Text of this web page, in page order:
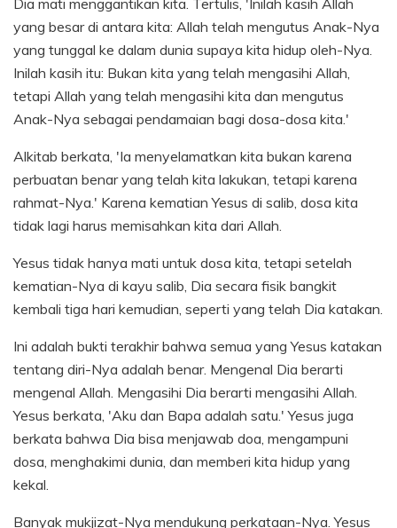
yang besar di antara kita: Allah telah mengutus Anak-Nya
yang tunggal ke dalam dunia supaya kita hidup oleh-Nya.
Inilah kasih itu: Bukan kita yang telah mengasihi Allah,
tetapi Allah yang telah mengasihi kita dan mengutus
Anak-Nya sebagai pendamaian bagi dosa-dosa kita.'
Alkitab berkata, 'Ia menyelamatkan kita bukan karena
perbuatan benar yang telah kita lakukan, tetapi karena
rahmat-Nya.' Karena kematian Yesus di salib, dosa kita
tidak lagi harus memisahkan kita dari Allah.
Yesus tidak hanya mati untuk dosa kita, tetapi setelah
kematian-Nya di kayu salib, Dia secara fisik bangkit
kembali tiga hari kemudian, seperti yang telah Dia katakan.
Ini adalah bukti terakhir bahwa semua yang Yesus katakan
tentang diri-Nya adalah benar. Mengenal Dia berarti
mengenal Allah. Mengasihi Dia berarti mengasihi Allah.
Yesus berkata, 'Aku dan Bapa adalah satu.' Yesus juga
berkata bahwa Dia bisa menjawab doa, mengampuni
dosa, menghakimi dunia, dan memberi kita hidup yang
kekal.
Banyak mukjizat-Nya mendukung perkataan-Nya. Yesus